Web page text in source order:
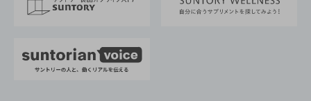
採用情報